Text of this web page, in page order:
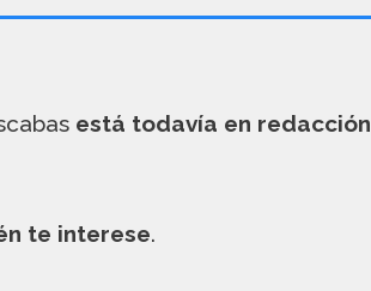
está todavía en redacción
te interese.